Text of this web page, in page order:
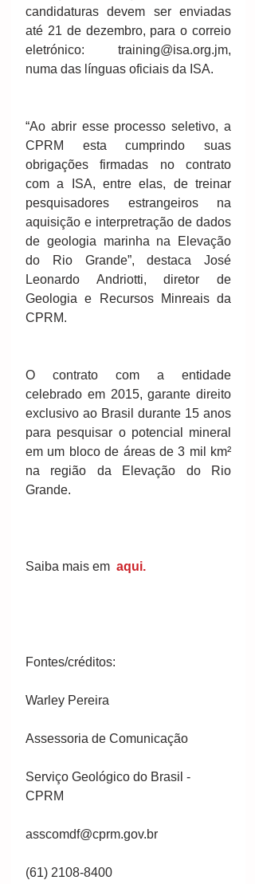
candidaturas devem ser enviadas
até 21 de dezembro, para o correio
eletrónico: training@isa.org.jm,
numa das línguas oficiais da ISA.
“Ao abrir esse processo seletivo, a
CPRM esta cumprindo suas
obrigações firmadas no contrato
com a ISA, entre elas, de treinar
pesquisadores estrangeiros na
aquisição e interpretração de dados
de geologia marinha na Elevação
do Rio Grande”, destaca José
Leonardo Andriotti, diretor de
Geologia e Recursos Minreais da
CPRM.
O contrato com a entidade
celebrado em 2015, garante direito
exclusivo ao Brasil durante 15 anos
para pesquisar o potencial mineral
em um bloco de áreas de 3 mil km²
na região da Elevação do Rio
Grande.
Saiba mais em aqui.
Fontes/créditos:
Warley Pereira
Assessoria de Comunicação
Serviço Geológico do Brasil -
CPRM
asscomdf@cprm.gov.br
(61) 2108-8400